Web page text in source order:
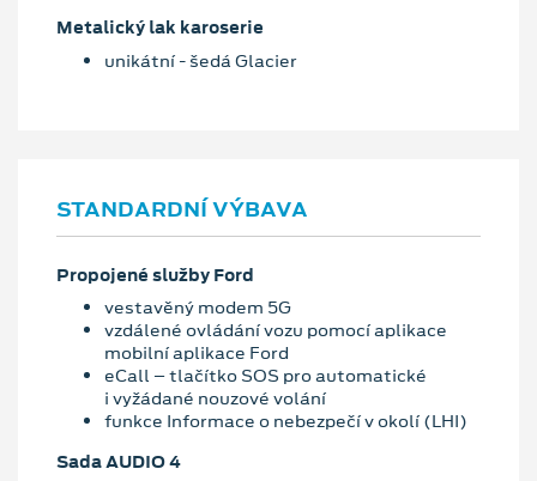
Metalický lak karoserie
unikátní - šedá Glacier
STANDARDNÍ VÝBAVA
Propojené služby Ford
vestavěný modem 5G
vzdálené ovládání vozu pomocí aplikace
mobilní aplikace Ford
eCall – tlačítko SOS pro automatické
i vyžádané nouzové volání
funkce Informace o nebezpečí v okolí (LHI)
Sada AUDIO 4